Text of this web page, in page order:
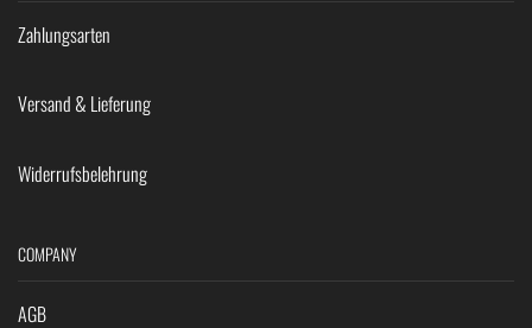
Zahlungsarten
Versand & Lieferung
Widerrufsbelehrung
COMPANY
AGB